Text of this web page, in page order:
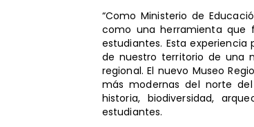
“Como Ministerio de
como una herramienta que
estudiantes. Esta
de nuestro territorio de una
regional. El nuevo Museo
más modernas del norte
historia, biodiversidad,
estudiantes.